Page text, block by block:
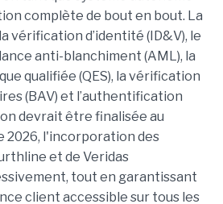
complète de bout en bout. La
vérification d’identité (ID&V), le
anti-blanchiment (AML), la
qualifiée (QES), la vérification
(BAV) et l’authentification
devrait être finalisée au
2026, l'incorporation des
et de Veridas
tout en garantissant
client accessible sur tous les